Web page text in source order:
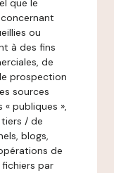
que le
ou
à des fins
de
prospection
sources
publiques »,
/ de
blogs,
de
par